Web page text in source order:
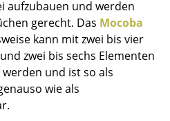
aufzubauen und werden
gerecht. Das Mocoba
kann mit zwei bis vier
zwei bis sechs Elementen
und ist so als
wie als